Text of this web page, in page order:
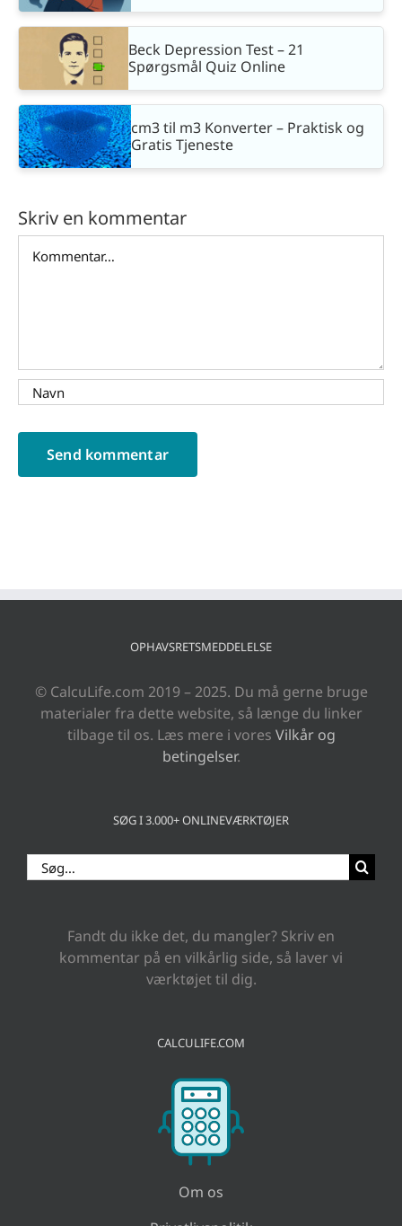
Beck Depression Test – 21
Spørgsmål Quiz Online
cm3 til m3 Konverter – Praktisk og
Gratis Tjeneste
Skriv en kommentar
OPHAVSRETSMEDDELELSE
© CalcuLife.com 2019 – 2025. Du må gerne bruge
materialer fra dette website, så længe du linker
tilbage til os. Læs mere i vores Vilkår og
betingelser.
SØG I 3.000+ ONLINEVÆRKTØJER
Søg
efter:
Fandt du ikke det, du mangler? Skriv en
kommentar på en vilkårlig side, så laver vi
værktøjet til dig.
CALCULIFE.COM
Om os